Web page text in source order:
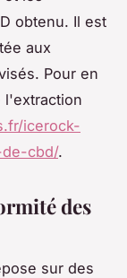
obtenu. Il est
aux
Pour en
l'extraction
icerock-
cbd/.
des
sur des